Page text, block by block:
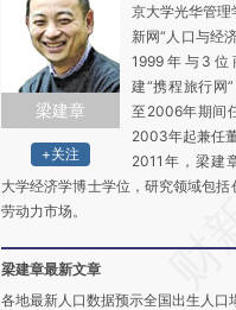
梁建章
+关注
京大学光华管理
新网“人口与经
1999年与3位
建“携程旅行网
至2006年期间
2003年起兼任
2011年，梁建
大学经济学博士学位，研究领域包括
劳动力市场。
梁建章最新文章
各地最新人口数据预示全国出生人口